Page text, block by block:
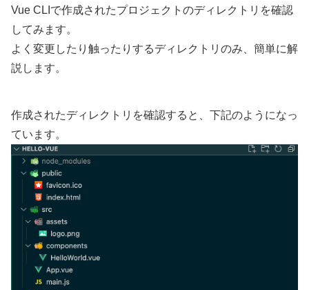
Vue CLIで作成されたプロジェクトのディレクトリを確認
してみます。
よく変更したり触ったりするディレクトリのみ、簡単に解
説します。
作成されたディレクトリを確認すると、下記のようになっ
ています。